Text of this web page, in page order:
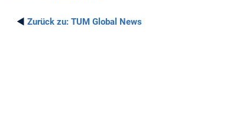
◄ Zurück zu: TUM Global News